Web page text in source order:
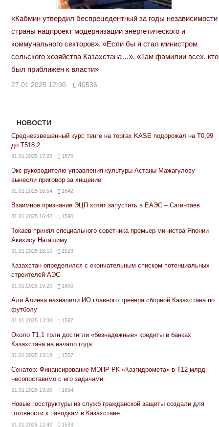
«Кабмин утвердил беспрецедентный за годы независимости
страны нацпроект модернизации энергетического и
коммунального секторов». «Если бы я стал министром
сельского хозяйства Казахстана…». «Там фамилии всех, кто
был приближен к власти»
27.01.2025 12:00 40536
НОВОСТИ
Средневзвешенный курс тенге на торгах KASE подорожал на Т0,99
до Т518,2
31.01.2025 17:25 1575
Экс-руководителю управления культуры Астаны Мажагулову
вынесли приговор за хищение
31.01.2025 16:54 1642
Взаимное признание ЭЦП хотят запустить в ЕАЭС – Сагинтаев
31.01.2025 16:42 1590
Токаев принял специального советника премьер-министра Японии
Акихису Нагашиму
31.01.2025 16:10 1523
Казахстан определился с окончательным списком потенциальных
строителей АЭС
31.01.2025 15:20 1800
Али Алиева назначили ИО главного тренера сборной Казахстана по
футболу
31.01.2025 13:30 1597
Около Т1,1 трлн достигли «безнадежные» кредиты в банках
Казахстана на начало года
31.01.2025 13:18 1557
Сенатор: Финансирование МЭПР РК «Казгидромета» в Т12 млрд –
несопоставимо с его задачами
31.01.2025 13:00 1634
Новые госструктуры из служб гражданской защиты создали для
готовности к паводкам в Казахстане
31.01.2025 12:40 1533